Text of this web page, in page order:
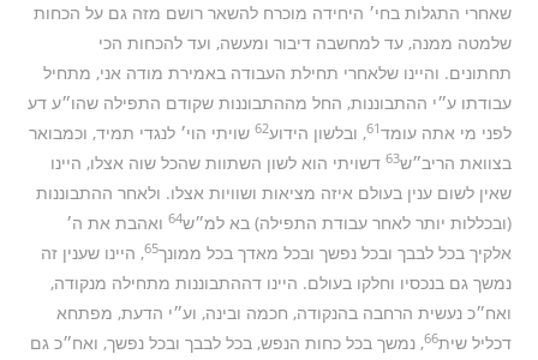
שאחרי התגלות בחי׳ היחידה מוכרח להשאר רושם מזה גם על הכחות
שלמטה ממנה, עד למחשבה דיבור ומעשה, ועד להכחות הכי
תחתונים. והיינו שלאחרי תחילת העבודה באמירת מודה אני, מתחיל
עבודתו ע״י ההתבוננות, החל מההתבוננות שקודם התפילה שהו״ע דע
לפני מי אתה עומד61, ובלשון הידוע62 שויתי הוי׳ לנגדי תמיד, וכמבואר
בצוואת הריב״ש63 דשויתי הוא לשון השתוות שהכל שוה אצלו, היינו
שאין לשום ענין בעולם איזה מציאות ושוויות אצלו. ולאחר ההתבוננות
(ובכללות יותר לאחר עבודת התפילה) בא למ״ש64 ואהבת את ה׳
אלקיך בכל לבבך ובכל נפשך ובכל מאדך בכל ממונך65, היינו שענין זה
נמשך גם בנכסיו וחלקו בעולם. היינו דההתבוננות מתחילה מנקודה,
ואח״כ נעשית הרחבה בהנקודה, חכמה ובינה, וע״י הדעת, מפתחא
דכליל שית66, נמשך בכל כחות הנפש, בכל לבבך ובכל נפשך, ואח״כ גם